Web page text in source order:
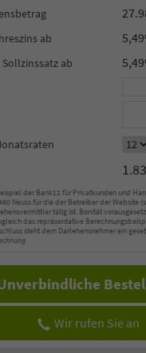
der Bank11 für Privatkunden und
Neuss für die der Betreiber der Website
tätig ist. Bonität
das repräsentative
steht dem Darlehensnehmer ein
Wir rufen Sie an